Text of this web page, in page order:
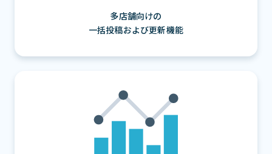
多店舗向けの
一括投稿および更新機能